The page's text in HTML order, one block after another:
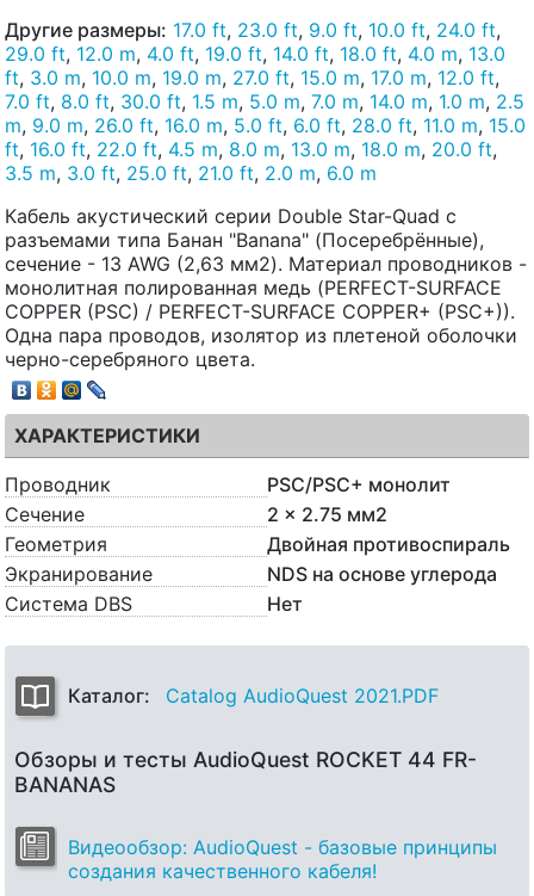
Другие размеры: 17.0 ft, 23.0 ft, 9.0 ft, 10.0 ft, 24.0 ft,
29.0 ft, 12.0 m, 4.0 ft, 19.0 ft, 14.0 ft, 18.0 ft, 4.0 m, 13.0
ft, 3.0 m, 10.0 m, 19.0 m, 27.0 ft, 15.0 m, 17.0 m, 12.0 ft,
7.0 ft, 8.0 ft, 30.0 ft, 1.5 m, 5.0 m, 7.0 m, 14.0 m, 1.0 m, 2.5
m, 9.0 m, 26.0 ft, 16.0 m, 5.0 ft, 6.0 ft, 28.0 ft, 11.0 m, 15.0
ft, 16.0 ft, 22.0 ft, 4.5 m, 8.0 m, 13.0 m, 18.0 m, 20.0 ft,
3.5 m, 3.0 ft, 25.0 ft, 21.0 ft, 2.0 m, 6.0 m
Кабель акустический серии Double Star-Quad с
разъемами типа Банан "Banana" (Посеребрённые),
сечение - 13 AWG (2,63 мм2). Материал проводников -
монолитная полированная медь (PERFECT-SURFACE
COPPER (PSC) / PERFECT-SURFACE COPPER+ (PSC+)).
Одна пара проводов, изолятор из плетеной оболочки
черно-серебряного цвета.
ХАРАКТЕРИСТИКИ
Проводник
PSC/PSC+ монолит
Сечение
2 x 2.75 мм2
Геометрия
Двойная противоспираль
Экранирование
NDS на основе углерода
Система DBS
Нет
Каталог: Catalog AudioQuest 2021.PDF
Обзоры и тесты AudioQuest ROCKET 44 FR-
BANANAS
Видеообзор: AudioQuest - базовые принципы
создания качественного кабеля!